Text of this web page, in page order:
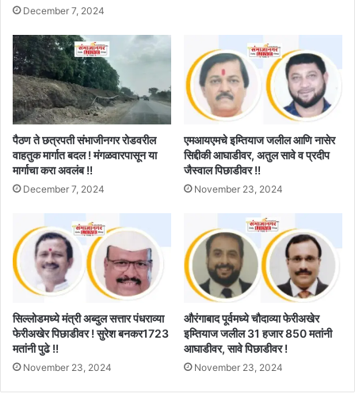
December 7, 2024
पैठण ते छत्रपती संभाजीनगर रोडवरील
वाहतुक मार्गात बदल ! मंगळवारपासून या
मार्गाचा करा अवलंब !!
December 7, 2024
एमआयएमचे इम्तियाज जलील आणि नासेर
सिद्दीकी आघाडीवर, अतुल सावे व प्रदीप
जैस्वाल पिछाडीवर !!
November 23, 2024
सिल्लोडमध्ये मंत्री अब्दुल सत्तार पंधराव्या
फेरीअखेर पिछाडीवर ! सुरेश बनकर1723
मतांनी पुढे !!
November 23, 2024
औरंगाबाद पूर्वमध्ये चौदाव्या फेरीअखेर
इम्तियाज जलील 31 हजार 850 मतांनी
आघाडीवर, सावे पिछाडीवर !
November 23, 2024